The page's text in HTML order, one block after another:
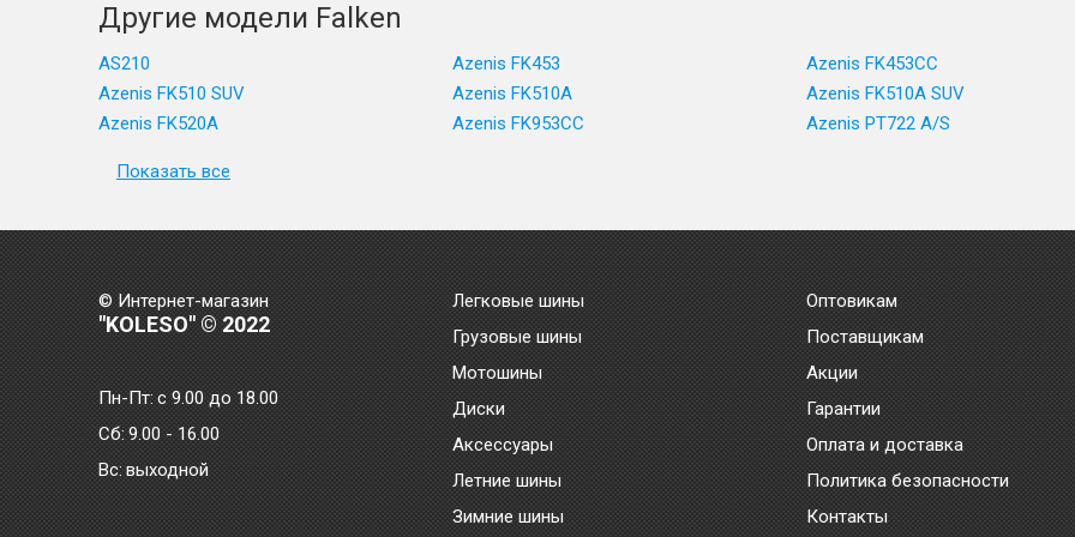
Другие модели Falken
AS210 Azenis FK453
Azenis FK453CC
Azenis FK510 SUV
Azenis FK510A
Azenis FK510A SUV
Azenis FK520A
Azenis FK953CC Azenis PT722 A/S
Показать все
© Интернет-магазин
"KOLESO" © 2022
Пн-Пт:с 9.00 до 18.00
Сб: 9.00 - 16.00
Bc: выходной
Легковые шины
Грузовые шины
Мотошины
Диски
Аксессуары
Летние шины
Зимние шины
Оптовикам
Поставщикам
Акции
Гарантии
Оплата и доставка
Политика безопасности
Контакты